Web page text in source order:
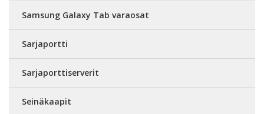
Samsung Galaxy Tab varaosat
Sarjaportti
Sarjaporttiserverit
Seinäkaapit